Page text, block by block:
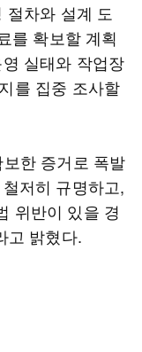
차와 설계 도
를 확보할 계획
실태와 작업장
를 집중 조사할
한 증거로 폭발
저히 규명하고,
위반이 있을 경
고 밝혔다.